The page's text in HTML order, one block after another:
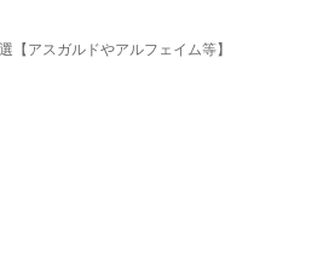
アスガルドやアルフェイム等】